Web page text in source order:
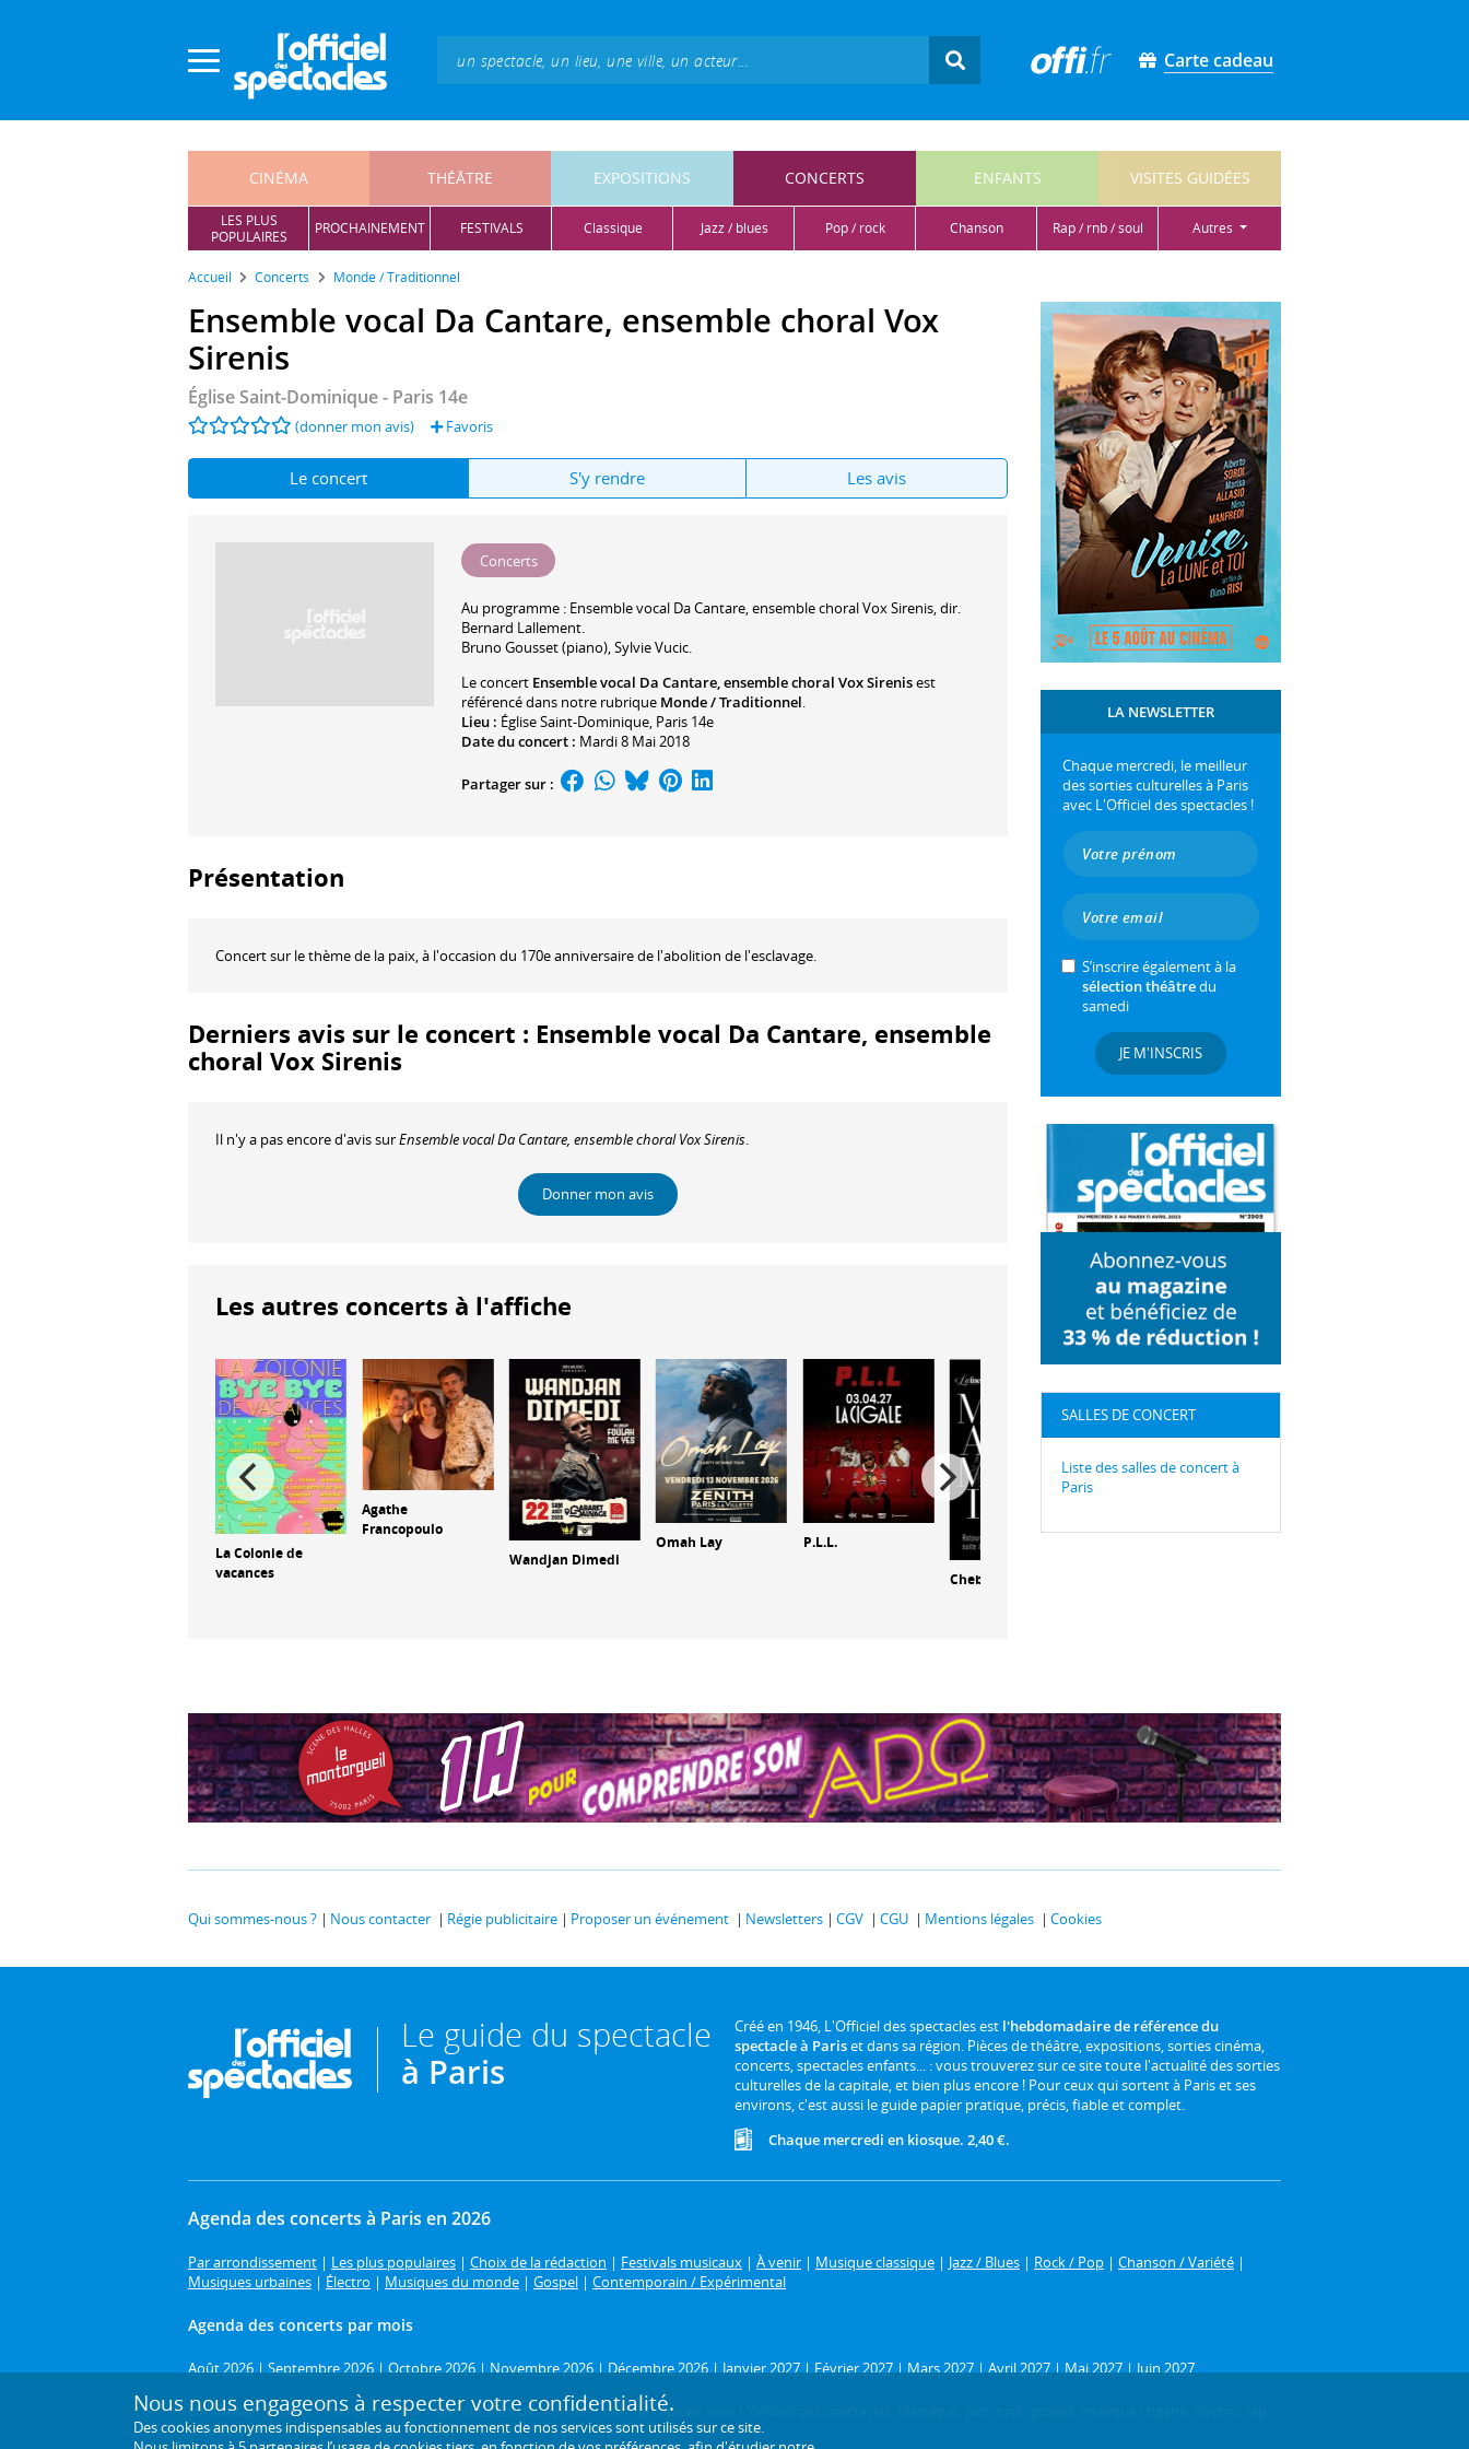
Carte cadeau
CINÉMA THÉÂTRE EXPOSITIONS CONCERTS ENFANTS VISITES GUIDÉES
LES PLUS
POPULAIRES
PROCHAINEMENT FESTIVALS classique jazz / blues pop / rock chanson rap / rnb / soul autres
Accueil Concerts Monde / Traditionnel
Ensemble vocal Da Cantare, ensemble choral Vox
Sirenis
Église Saint-Dominique- Paris 14e
(donner mon avis) Favoris
Le concert S'y rendre Les avis
Concerts
Au programme : Ensemble vocal Da Cantare, ensemble choral Vox Sirenis, dir.
Bernard Lallement.
Bruno Gousset(piano),Sylvie Vucic.
Le concert Ensemble vocal Da Cantare, ensemble choral Vox Sirenisest
référencé dans notre rubrique Monde / Traditionnel.
Lieu : Église Saint-Dominique, Paris 14e
Date du concert : Mardi 8 Mai 2018
Partager sur :
Présentation
Concert sur le thème de la paix, à l'occasion du 170e anniversaire de l'abolition de l'esclavage.
Derniers avis sur le concert : Ensemble vocal Da Cantare, ensemble
choral Vox Sirenis
Il n'y a pas encore d'avis surEnsemble vocal Da Cantare, ensemble choral Vox Sirenis.
Donner mon avis
Les autres concerts à l'affiche
La Colonie de
vacances
Agathe
Francopoulo
Wandjan Dimedi
Omah Lay
P.L.L.
Cheb Mami
LA NEWSLETTER
Chaque mercredi, le meilleur
des sorties culturelles à Paris
avec L'Officiel des spectacles !
S’inscrire également à la
sélection théâtredu
samedi
JE M'INSCRIS
SALLES DE CONCERT
Liste des salles de concert à
Paris
Qui sommes-nous ? Nous contacter Régie publicitaire Proposer un événement Newsletters CGV CGU Mentions légales Cookies
Le guide du spectacle
à Paris
Créé en 1946, L'Officiel des spectacles est l'hebdomadaire de référence du
spectacle à Pariset dans sa région. Pièces de théâtre, expositions, sorties cinéma,
concerts, spectacles enfants... : vous trouverez sur ce site toute l'actualité des sorties
culturelles de la capitale, et bien plus encore ! Pour ceux qui sortent à Paris et ses
environs, c'est aussi le guide papier pratique, précis, fiable et complet.
Chaque mercredi en kiosque. 2,40 €.
Agenda des concerts à Paris en 2026
Par arrondissement | Les plus populaires | Choix de la rédaction | Festivals musicaux | À venir | Musique classique | Jazz / Blues | Rock / Pop | Chanson / Variété |
Musiques urbaines | Électro | Musiques du monde | Gospel | Contemporain / Expérimental
Agenda des concerts par mois
Août 2026|Septembre 2026|Octobre 2026|Novembre 2026|Décembre 2026|Janvier 2027|Février 2027|Mars 2027|Avril 2027|Mai 2027|Juin 2027
Un concert à Paris ?Retrouvez tout l'agenda 2026 des concerts dans la capitale avec L'Officiel des spectacles. Classique, jazz, rock, gospel, musique tzigane, électro, rap,
soul et funk... : il y en a pour tous les goûts !
Nous nous engageons à respecter votre confidentialité.
Des cookies anonymes indispensables au fonctionnement de nos services sont utilisés sur ce site.